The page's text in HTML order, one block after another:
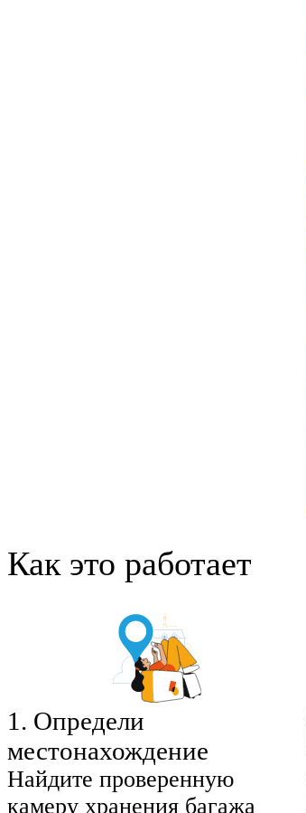
Как это работает
1 . Определи
местонахождение
Найдите проверенную
камеру хранения багажа